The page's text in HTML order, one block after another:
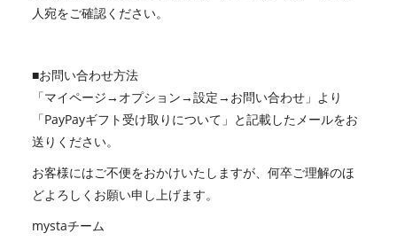
人宛をご確認ください。
■お問い合わせ方法
「マイページ→オプション→設定→お問い合わせ」より
「PayPayギフト受け取りについて」と記載したメールをお
送りください。
お客様にはご不便をおかけいたしますが、何卒ご理解のほ
どよろしくお願い申し上げます。
mystaチーム